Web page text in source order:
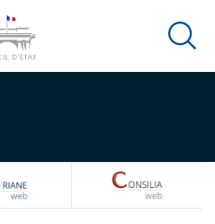
Ouvrir
ARIANEWEB